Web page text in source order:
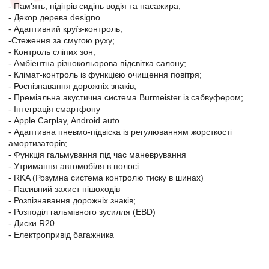
- Пам’ять, підігрів сидінь водія та пасажира;
- Декор дерева designo
- Адаптивний круїз-контроль;
-Стеження за смугою руху;
- Контроль сліпих зон,
- Амбіентна різнокольорова підсвітка салону;
- Клімат-контроль із функцією очищення повітря;
- Роспізнавання дорожніх знаків;
- Преміальна акустична система Burmeister із сабвуфером;
- Інтеграція смартфону
- Apple Carplay, Android auto
- Адаптивна пневмо-підвіска із регулюванням жорсткості
амортизаторів;
- Функція гальмування під час маневрування
- Утримання автомобіля в полосі
- RKA (Розумна система контролю тиску в шинах)
- Пасивний захист пішоходів
- Розпізнавання дорожніх знаків;
- Розподіл гальмівного зусилля (EBD)
- Диски R20
- Електропривід багажника